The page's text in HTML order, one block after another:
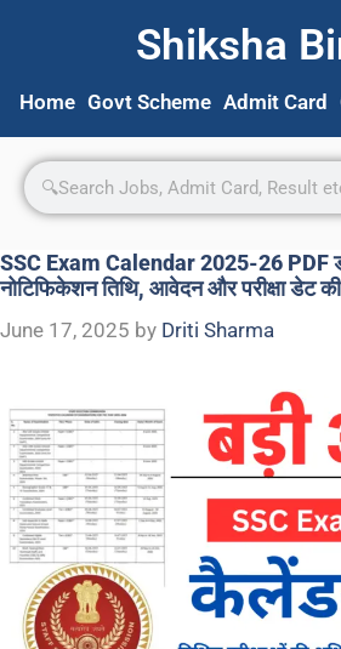
Shiksha
Home Govt Scheme Admit Card
SSC Exam Calendar 2025-26 PDF
नोटिफिकेशन तिथि, आवेदन और परीक्षा डेट की
June 17, 2025 by Driti Sharma